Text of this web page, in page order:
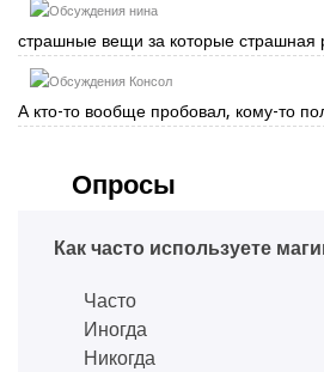
нина
страшные вещи за которые страшная
Консол
А кто-то вообще пробовал, кому-то
Опросы
Как часто используете
Часто
Иногда
Никогда